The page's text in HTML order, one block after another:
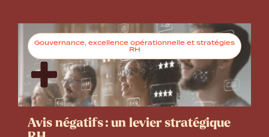
Gouvernance, excellence opérationnelle et stratégies
RH
Avis négatifs : un levier stratégique